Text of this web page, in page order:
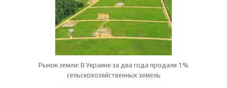
Рынок земли: В Украине за два года продали 1%
сельскохозяйственных земель